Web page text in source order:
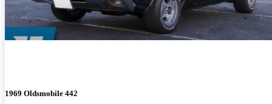
1969 Oldsmobile 442